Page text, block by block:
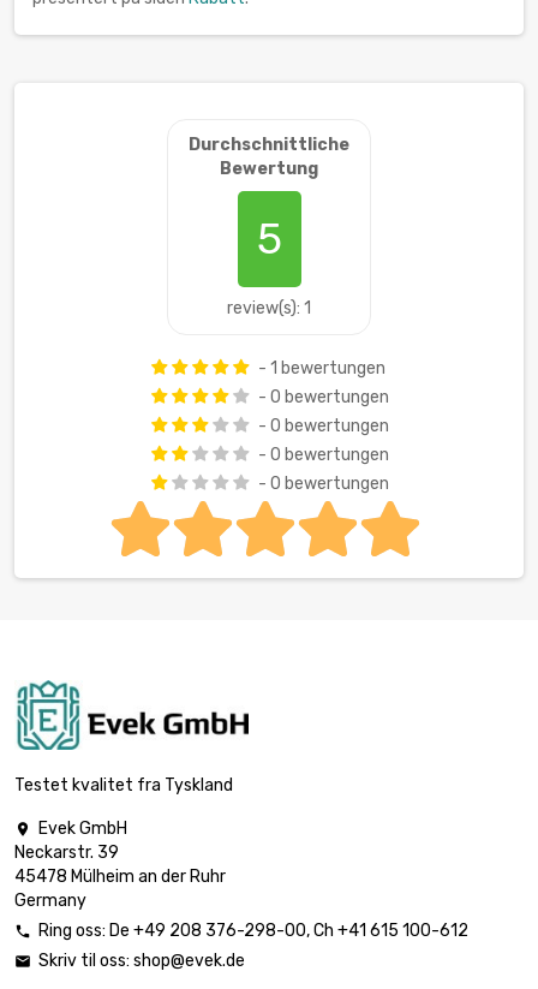
Durchschnittliche
Bewertung
5
review(s): 1
- 1 bewertungen
- 0 bewertungen
- 0 bewertungen
- 0 bewertungen
- 0 bewertungen
Testet kvalitet fra Tyskland

Evek GmbH
Neckarstr. 39
45478 Mülheim an der Ruhr
Germany
 Ring oss: De +49 208 376-298-00, Ch +41 615 100-612
 Skriv til oss: shop@evek.de